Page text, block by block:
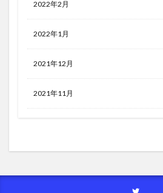
2022年2月
2022年1月
2021年12月
2021年11月